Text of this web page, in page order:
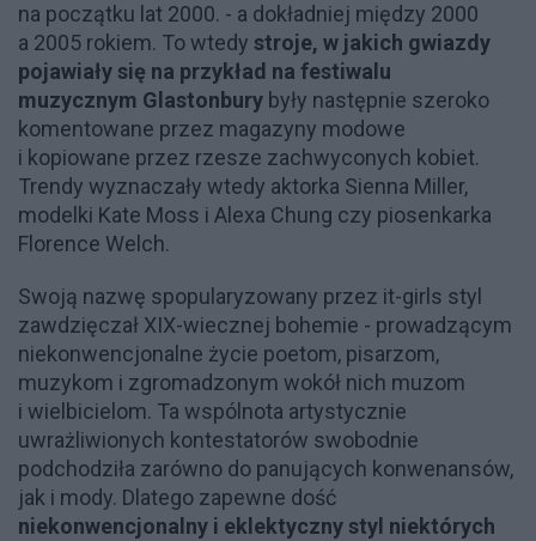
na początku lat 2000. - a dokładniej między 2000
a 2005 rokiem. To wtedy stroje, w jakich gwiazdy
pojawiały się na przykład na festiwalu
muzycznym Glastonbury były następnie szeroko
komentowane przez magazyny modowe
i kopiowane przez rzesze zachwyconych kobiet.
Trendy wyznaczały wtedy aktorka Sienna Miller,
modelki Kate Moss i Alexa Chung czy piosenkarka
Florence Welch.
Swoją nazwę spopularyzowany przez it-girls styl
zawdzięczał XIX-wiecznej bohemie - prowadzącym
niekonwencjonalne życie poetom, pisarzom,
muzykom i zgromadzonym wokół nich muzom
i wielbicielom. Ta wspólnota artystycznie
uwrażliwionych kontestatorów swobodnie
podchodziła zarówno do panujących konwenansów,
jak i mody. Dlatego zapewne dość
niekonwencjonalny i eklektyczny styl niektórych